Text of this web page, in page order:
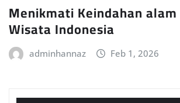
Menikmati Keindahan alam
Wisata Indonesia
adminhannaz Feb 1, 2026